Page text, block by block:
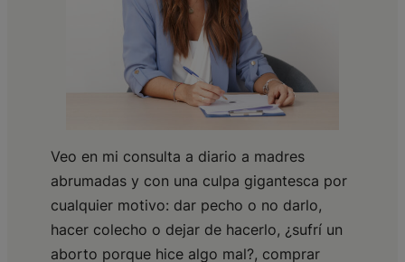
Veo en mi consulta a diario a madres
abrumadas y con una culpa gigantesca por
cualquier motivo: dar pecho o no darlo,
hacer colecho o dejar de hacerlo, ¿sufrí un
aborto porque hice algo mal?, comprar